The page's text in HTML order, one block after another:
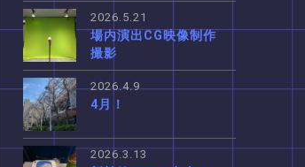
2026.5.21
場内演出CG映像制作
撮影
2026.4.9
4月！
2026.3.13